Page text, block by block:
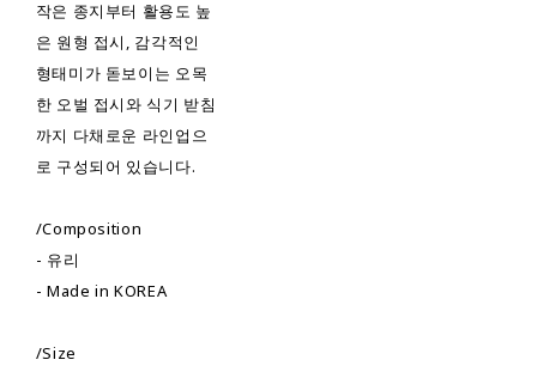
작은 종지부터 활용도 높
은 원형 접시, 감각적인
형태미가 돋보이는 오목
한 오벌 접시와 식기 받침
까지 다채로운 라인업으
로 구성되어 있습니다.
/Composition
- 유리
- Made in KOREA
/Size